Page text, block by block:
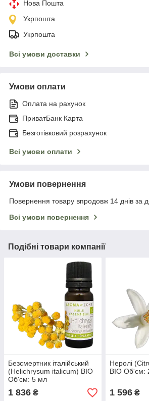
Нова Пошта
Укрпошта
Укрпошта
Всі умови доставки
Умови оплати
Оплата на рахунок
ПриватБанк Карта
Безготівковий розрахунок
Всі умови оплати
Умови повернення
Повернення товару впродовж 14 днів за
Всі умови повернення
Подібні товари компанії
Безсмертник італійський
(Helichrysum italicum) BIO
Об'єм: 5 мл
1 836 ₴
Неролі
BIO Об'єм:
1 596₴